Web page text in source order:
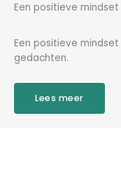
Een positieve
Een positieve
gedachten.
Lees meer